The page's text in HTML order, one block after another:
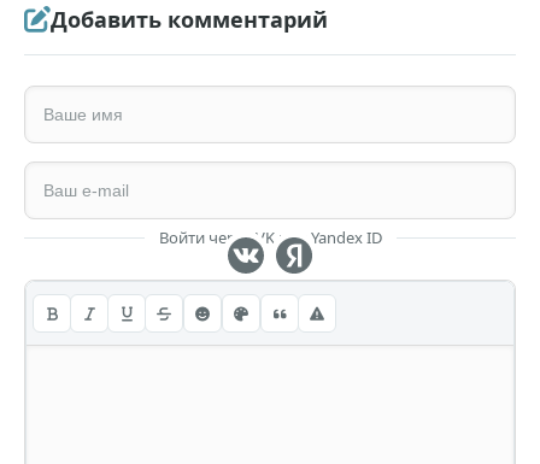
Добавить комментарий
Войти через VK или Yandex ID